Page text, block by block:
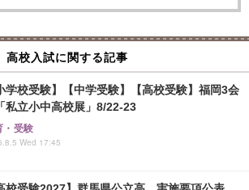
高校入試に関する記事
学校受験】【中学受験】【高校受験】福岡3会
私立小中高校展」8/22-23
・受験
Wed 17:45